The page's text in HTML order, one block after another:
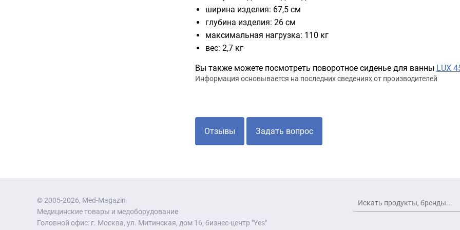
ширина изделия: 67,5 см
глубина изделия: 26 см
максимальная нагрузка: 110 кг
вес: 2,7 кг
Вы также можете посмотреть поворотное сиденье для ванны LUX
Информация основывается на последних сведениях от производителей
Отзывы Задать вопрос
© 2005-2026, Med-Magazin
Медицинские товары и медоборудование
Головной офис: г. Москва, ул. Митинская, дом 16, бизнес-центр "Yes"